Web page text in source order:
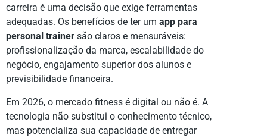
carreira é uma decisão que exige ferramentas
adequadas. Os benefícios de ter um app para
personal trainer são claros e mensuráveis:
profissionalização da marca, escalabilidade do
negócio, engajamento superior dos alunos e
previsibilidade financeira.
Em 2026, o mercado fitness é digital ou não é. A
tecnologia não substitui o conhecimento técnico,
mas potencializa sua capacidade de entregar